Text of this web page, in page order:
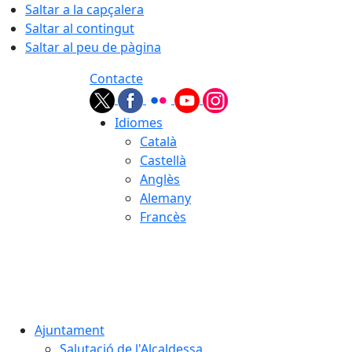
Saltar a la capçalera
Saltar al contingut
Saltar al peu de pàgina
Contacte
Idiomes
Català
Castellà
Anglès
Alemany
Francès
Ajuntament